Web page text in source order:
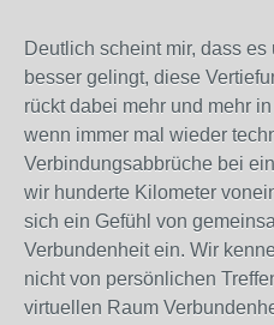
Deutlich scheint mir, dass es
besser gelingt, diese
rückt dabei mehr und mehr
wenn immer mal wieder
Verbindungsabbrüche bei
wir hunderte Kilometer
sich ein Gefühl von
Verbundenheit ein. Wir
nicht von persönlichen
virtuellen Raum